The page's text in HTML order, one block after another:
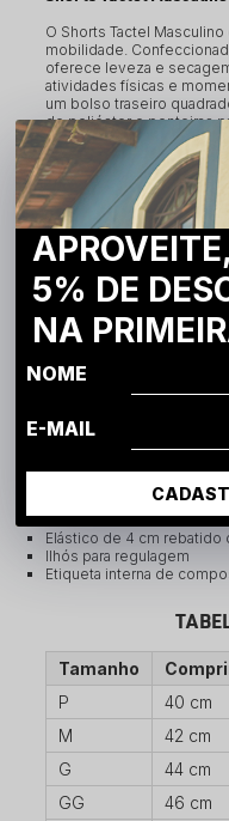
O Shorts Tactel
mobilidade.
oferece leveza e
atividades físicas e
um bolso traseiro
de poliéster e ponteiras
um produto intermediário
As fotos podem ter
iluminação e do dispositivo
As medidas das peças
tamanhos
Este produto é produzido
Composição: 92%
Bolso faca frontal
Bolso quadrado traseiro
Bainha de 2 cm
Elástico de 4 cm rebatido
Ilhós para regulagem
Etiqueta interna de
Tamanho
P
40 cm
M
42 cm
G
44 cm
GG
46 cm
5% DE
NA
NOME
E-MAIL